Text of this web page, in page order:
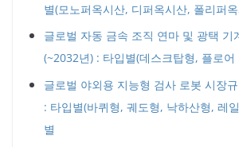
별(모노퍼옥시산, 디퍼옥시산, 폴리퍼
글로벌 자동 금속 조직 연마 및 광택 기
(~2032년) : 타입별(데스크탑형, 플로어
글로벌 야외용 지능형 검사 로봇 시장
: 타입별(바퀴형, 궤도형, 낙하산형, 레
별